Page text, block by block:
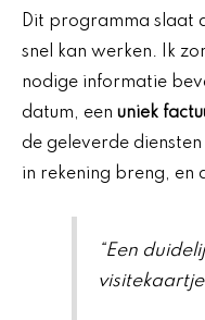
Dit programma slaat
snel kan werken. Ik
nodige informatie
datum, een uniek
de geleverde
in rekening breng, en
“Een